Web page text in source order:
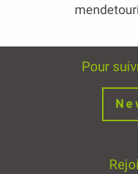
Pour